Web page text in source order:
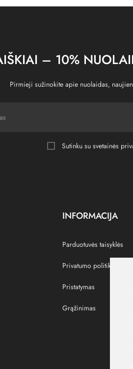
– 10%
Pirmieji sužinokite apie nuolaidas,
Sutinku su svetainės
INFORMACIJA
Parduotuvės taisyklės
Privatumo politika
Pristatymas
Grąžinimas